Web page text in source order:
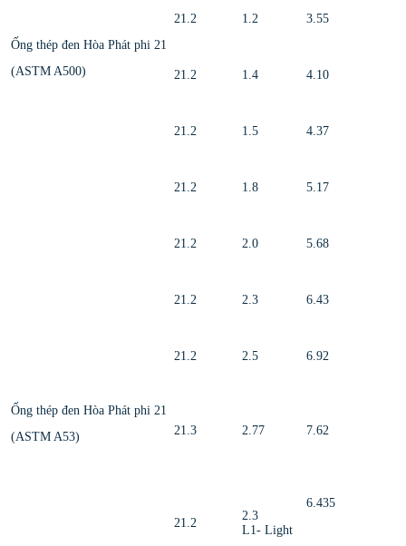
Ống thép đen Hòa Phát phi 21
(ASTM A500)
21.2 1.2 3.55
21.2 1.4 4.10
21.2 1.5 4.37
21.2 1.8 5.17
21.2 2.0 5.68
21.2 2.3 6.43
21.2 2.5 6.92
Ống thép đen Hòa Phát phi 21
(ASTM A53)
21.3 2.77 7.62
21.2
2.3
L1- Light
6.435